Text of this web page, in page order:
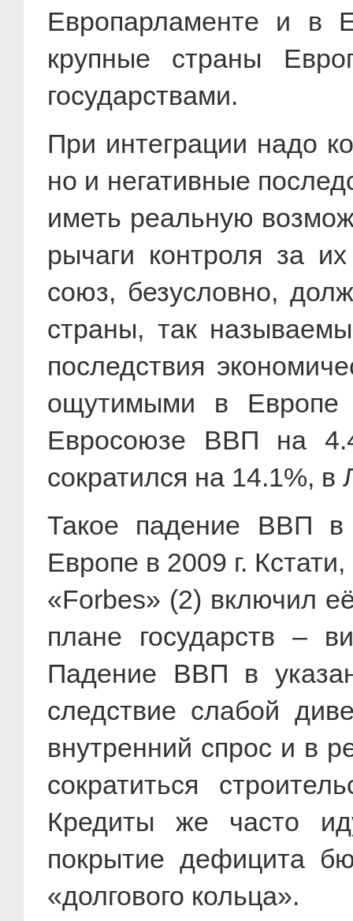
Европарламенте и в
крупные страны
государствами.
При интеграции надо
но и негативные
иметь реальную
рычаги контроля за
союз, безусловно,
страны, так
последствия
ощутимыми в Европе
Евросоюзе ВВП на
сократился на 14.1%,
Такое падение ВВП в
Европе в 2009 г.
«Forbes» (2) включил
плане государств –
Падение ВВП в
следствие слабой
внутренний спрос и в
сократиться
Кредиты же часто
покрытие дефицита
«долгового кольца».